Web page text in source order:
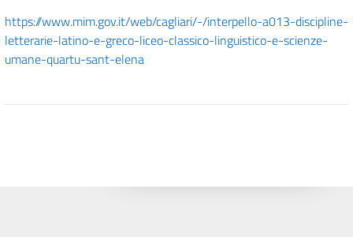
https://www.mim.gov.it/web/cagliari/-/interpello-a013-discipline-
letterarie-latino-e-greco-liceo-classico-linguistico-e-scienze-
umane-quartu-sant-elena